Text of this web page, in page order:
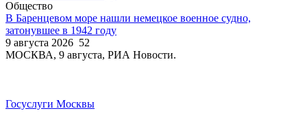
Общество
В Баренцевом море нашли немецкое военное судно,
затонувшее в 1942 году
9 августа 2026 52
МОСКВА, 9 августа, РИА Новости.
Госуслуги Москвы